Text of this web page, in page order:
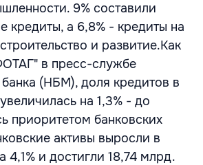
9% составили
кредиты, а 6,8% - кредиты на
и развитие.Как
в пресс-службе
(НБМ), доля кредитов в
на 1,3% - до
приоритетом банковских
активы выросли в
4,1% и достигли 18,74 млрд.